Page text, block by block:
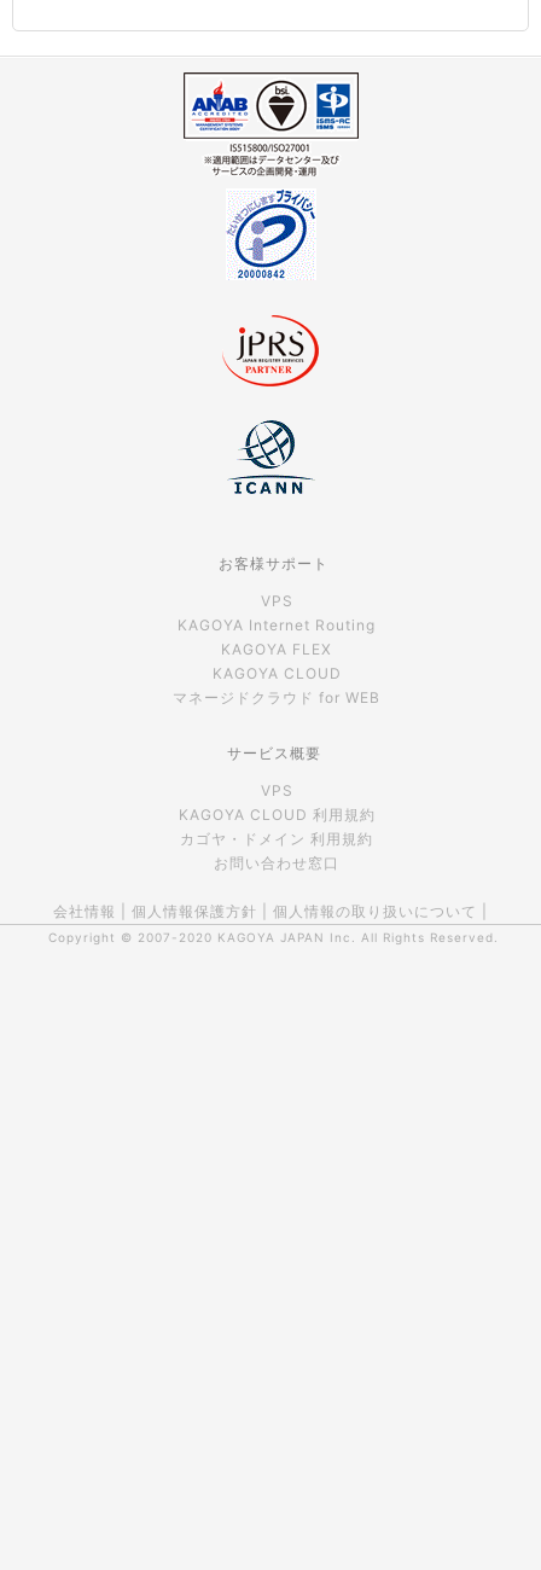
お客様サポート
VPS
KAGOYA Internet Routing
KAGOYA FLEX
KAGOYA CLOUD
マネージドクラウド for WEB
サービス概要
VPS
KAGOYA CLOUD 利用規約
カゴヤ・ドメイン 利用規約
お問い合わせ窓口
会社情報 個人情報保護方針 個人情報の取り扱いについて
Copyright © 2007-2020 KAGOYA JAPAN Inc. All Rights Reserved.